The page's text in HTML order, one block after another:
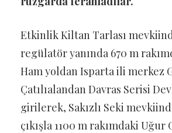
Etkinlik Kiltan Tarlası
regülatör yanında 670 m
Ham yoldan Isparta ili merkez
Çatılıalandan Davras Serisi
girilerek, Sakızlı Seki
çıkışla 1100 m rakımdaki Uğur